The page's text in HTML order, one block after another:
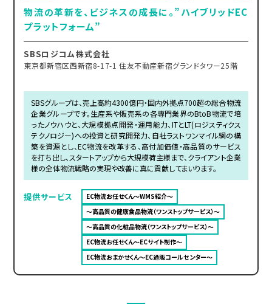
物流の革新を、ビジネスの成長に。”ハイブリッドEC
プラットフォーム”
SBSロジコム株式会社
東京都新宿区西新宿8-17-1 住友不動産新宿グランドタワー25階
SBSグループは、売上高約4300億円・国内外拠点700超の総合物流
企業グループです。生産系や販売系の各専門業界のBtoB物流で培
ったノウハウと、大規模拠点開発・運用能力、ITとLT(ロジスティクス
テクノロジー)への投資と研究開発力、自社ラストワンマイル網の構
築を資源とし、EC物流を改革する、高付加価値・高品質のサービス
を打ち出し、スタートアップから大規模荷主様まで、クライアント企業
様の全体物流戦略の実現や改善に真に貢献してまいります。
提供サービス
EC物流お任せくん～WMS紹介～
～高品質の健康食品物流（ワンストップサービス）～
～高品質の化粧品物流（ワンストップサービス）～
EC物流お任せくん～ECサイト制作～
EC物流おまかせくん～EC通販コールセンター～